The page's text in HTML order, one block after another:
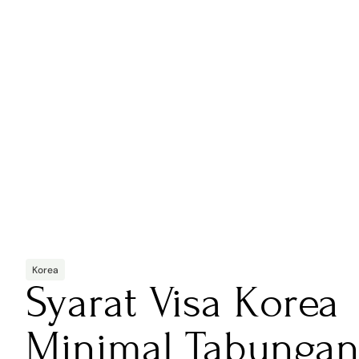
Korea
Syarat Visa Korea
Minimal